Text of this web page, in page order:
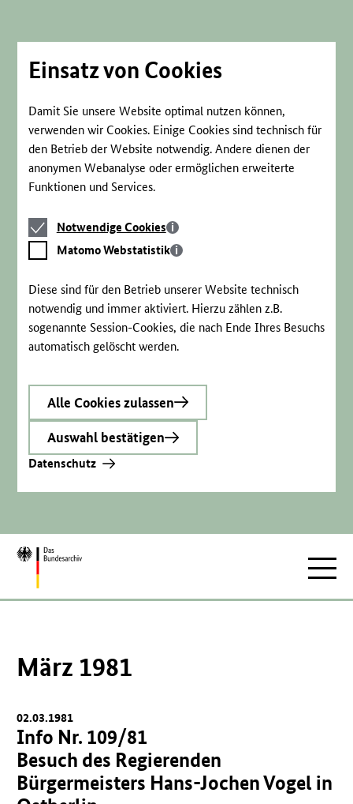
Einsatz von Cookies
Damit Sie unsere Website optimal nutzen können,
verwenden wir Cookies. Einige Cookies sind technisch für
den Betrieb der Website notwendig. Andere dienen der
anonymen Webanalyse oder ermöglichen erweiterte
Funktionen und Services.
Notwendige
Cookies
Notwendige Cookies
Matomo
Webstatistik
Matomo Webstatistik
Diese sind für den Betrieb unserer Website technisch
notwendig und immer aktiviert. Hierzu zählen z.B.
sogenannte Session-Cookies, die nach Ende Ihres Besuchs
automatisch gelöscht werden.
Alle Cookies zulassen
Auswahl bestätigen
Datenschutz
Zur
März 1981
02.03.1981
Info Nr. 109/81
Besuch des Regierenden
Bürgermeisters Hans-Jochen Vogel in